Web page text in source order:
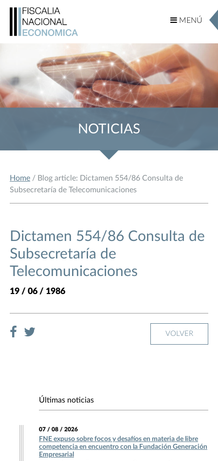
MENÚ
MENÚ
NOTICIAS
Home / Blog article: Dictamen 554/86 Consulta de
Subsecretaría de Telecomunicaciones
Dictamen 554/86 Consulta de
Subsecretaría de
Telecomunicaciones
19 / 06 / 1986
VOLVER
Últimas noticias
07 / 08 / 2026
FNE expuso sobre focos y desafíos en materia de libre
competencia en encuentro con la Fundación Generación
Empresarial